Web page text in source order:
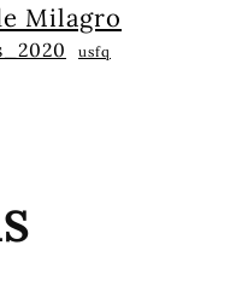
Milagro
usfq